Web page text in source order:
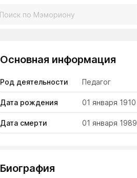
Основная информация
Род деятельности Педагог
Дата рождения 01 января 1910
Дата смерти 01 января 1989
Биография